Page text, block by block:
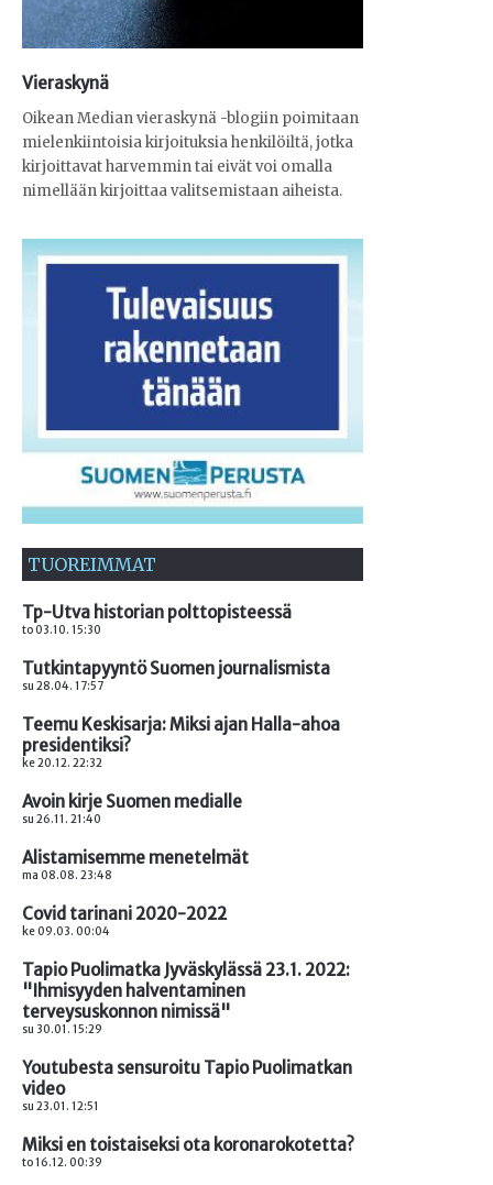
Vieraskynä
Oikean Median vieraskynä -blogiin poimitaan
mielenkiintoisia kirjoituksia henkilöiltä, jotka
kirjoittavat harvemmin tai eivät voi omalla
nimellään kirjoittaa valitsemistaan aiheista.
TUOREIMMAT
Tp-Utva historian polttopisteessä
to 03.10. 15:30
Tutkintapyyntö Suomen journalismista
su 28.04. 17:57
Teemu Keskisarja: Miksi ajan Halla-ahoa
presidentiksi?
ke 20.12. 22:32
Avoin kirje Suomen medialle
su 26.11. 21:40
Alistamisemme menetelmät
ma 08.08. 23:48
Covid tarinani 2020-2022
ke 09.03. 00:04
Tapio Puolimatka Jyväskylässä 23.1. 2022:
"Ihmisyyden halventaminen
terveysuskonnon nimissä"
su 30.01. 15:29
Youtubesta sensuroitu Tapio Puolimatkan
video
su 23.01. 12:51
Miksi en toistaiseksi ota koronarokotetta?
to 16.12. 00:39